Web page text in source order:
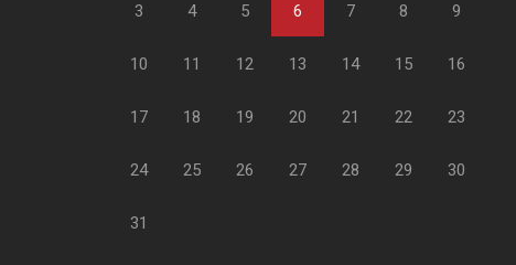
3 4 5 6 7 8 9
10 11 12 13 14 15 16
17 18 19 20 21 22 23
24 25 26 27 28 29 30
31